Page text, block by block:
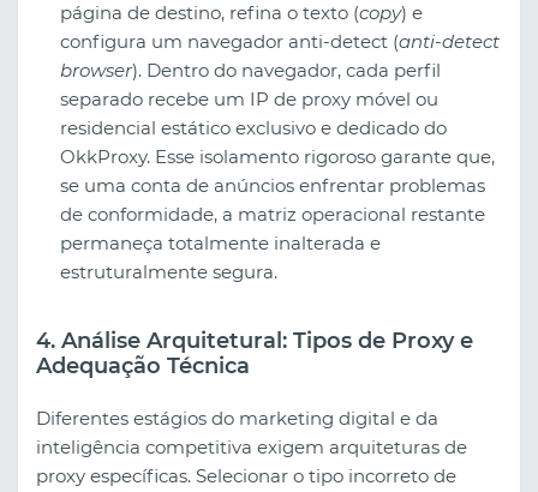
página de destino, refina o texto (copy) e
configura um navegador anti-detect (anti-detect
browser). Dentro do navegador, cada perfil
separado recebe um IP de proxy móvel ou
residencial estático exclusivo e dedicado do
OkkProxy. Esse isolamento rigoroso garante que,
se uma conta de anúncios enfrentar problemas
de conformidade, a matriz operacional restante
permaneça totalmente inalterada e
estruturalmente segura.
4. Análise Arquitetural: Tipos de Proxy e
Adequação Técnica
Diferentes estágios do marketing digital e da
inteligência competitiva exigem arquiteturas de
proxy específicas. Selecionar o tipo incorreto de